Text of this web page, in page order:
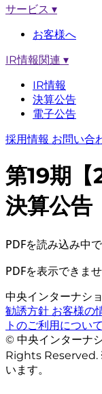
サービス ▾
お客様へ
IR情報関連 ▾
IR情報
決算公告
電子公告
採用情報 お問い合
第19期【
決算公告
PDFを読み込み中
PDFを表示できませ
中央インターナシ
勧誘方針 お客様の
トのご利用について
© 中央インターナ
Rights Reserved.
います。